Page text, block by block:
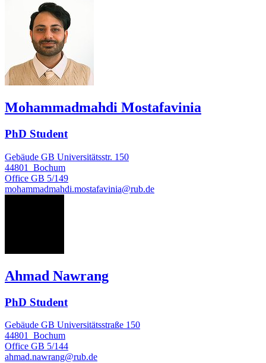
Mohammadmahdi Mostafavinia
PhD Student
Gebäude GB Universitätsstr. 150
44801
Bochum
Office GB 5/149
mohammadmahdi.mostafavinia@rub.de
Ahmad Nawrang
PhD Student
Gebäude GB Universitätsstraße 150
44801
Bochum
Office GB 5/144
ahmad.nawrang@rub.de